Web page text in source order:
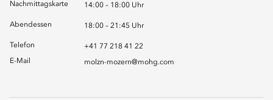
Nachmittagskarte 14:00 – 18:00 Uhr
Abendessen 18:00 – 21:45 Uhr
Telefon
+41 77 218 41 22
E-Mail
molzn-mozern@mohg.com